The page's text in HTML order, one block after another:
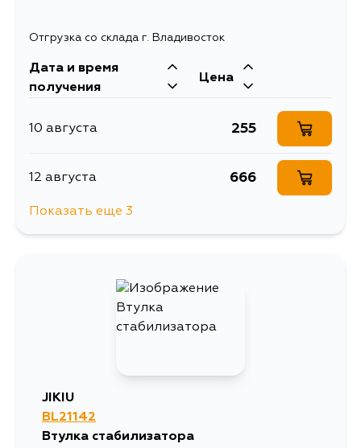
Отгрузка со склада г. Владивосток
Дата и время
получения
Цена
10 августа 255
12 августа 666
Показать еще 3
JIKIU
BL21142
Втулка стабилизатора